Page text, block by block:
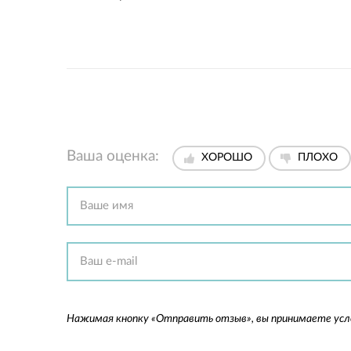
Ваша оценка: ХОРОШО ПЛОХО
Нажимая кнопку «Отправить отзыв», вы принимаете